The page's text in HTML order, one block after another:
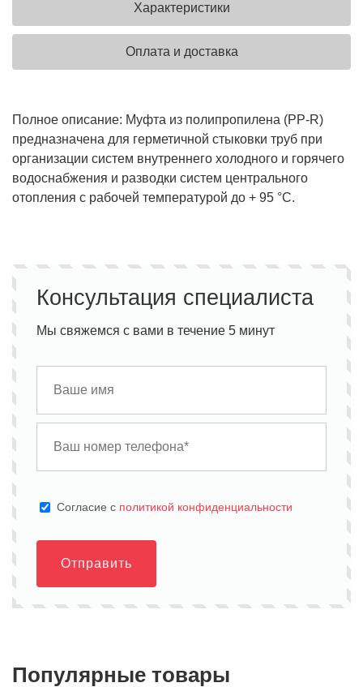
Характеристики
Оплата и доставка
Полное описание: Муфта из полипропилена (PP-R)
предназначена для герметичной стыковки труб при
организации систем внутреннего холодного и горячего
водоснабжения и разводки систем центрального
отопления с рабочей температурой до + 95 °С.
Консультация специалиста
Мы свяжемся с вами в течение 5 минут
Cогласие с политикой конфиденциальности
Отправить
Популярные товары